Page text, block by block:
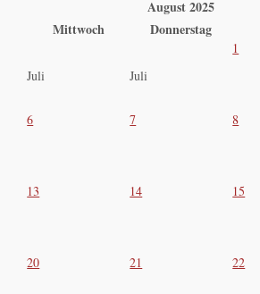
August 2025
Mittwoch Donnerstag
Juli Juli
1
6 7 8
13 14 15
20 21 22